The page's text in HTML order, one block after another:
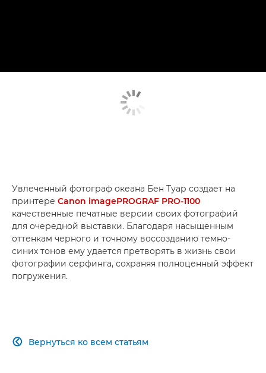
Увлеченный фотограф океана Бен Туар создает на
принтере Canon imagePROGRAF PRO-1100
качественные печатные версии своих фотографий
для очередной выставки. Благодаря насыщенным
оттенкам черного и точному воссозданию темно-
синих тонов ему удается претворять в жизнь свои
фотографии серфинга, сохраняя полноценный эффект
погружения.
Вернуться ко всем статьям
